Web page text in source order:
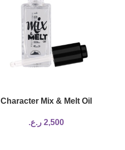
Character Mix & Melt Oil
2,500 ر.ع.